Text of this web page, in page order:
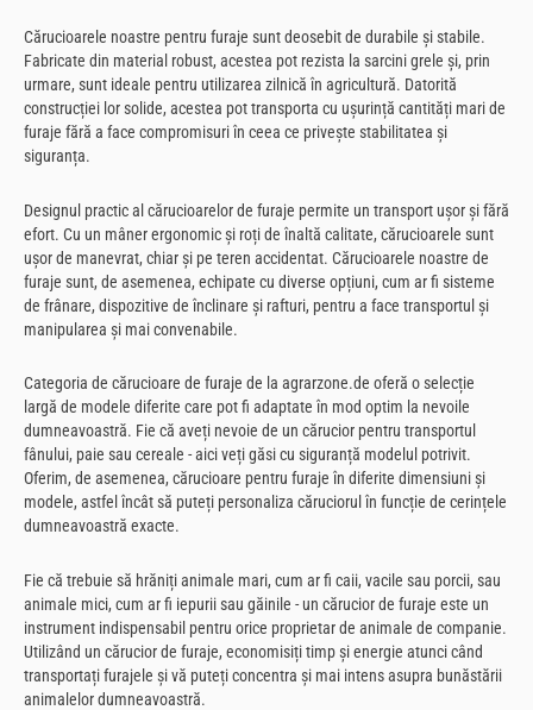
Cărucioarele noastre pentru furaje sunt deosebit de durabile și stabile.
Fabricate din material robust, acestea pot rezista la sarcini grele și, prin
urmare, sunt ideale pentru utilizarea zilnică în agricultură. Datorită
construcției lor solide, acestea pot transporta cu ușurință cantități mari de
furaje fără a face compromisuri în ceea ce privește stabilitatea și
siguranța.
Designul practic al cărucioarelor de furaje permite un transport ușor și fără
efort. Cu un mâner ergonomic și roți de înaltă calitate, cărucioarele sunt
ușor de manevrat, chiar și pe teren accidentat. Cărucioarele noastre de
furaje sunt, de asemenea, echipate cu diverse opțiuni, cum ar fi sisteme
de frânare, dispozitive de înclinare și rafturi, pentru a face transportul și
manipularea și mai convenabile.
Categoria de cărucioare de furaje de la agrarzone.de oferă o selecție
largă de modele diferite care pot fi adaptate în mod optim la nevoile
dumneavoastră. Fie că aveți nevoie de un cărucior pentru transportul
fânului, paie sau cereale - aici veți găsi cu siguranță modelul potrivit.
Oferim, de asemenea, cărucioare pentru furaje în diferite dimensiuni și
modele, astfel încât să puteți personaliza căruciorul în funcție de cerințele
dumneavoastră exacte.
Fie că trebuie să hrăniți animale mari, cum ar fi caii, vacile sau porcii, sau
animale mici, cum ar fi iepurii sau găinile - un cărucior de furaje este un
instrument indispensabil pentru orice proprietar de animale de companie.
Utilizând un cărucior de furaje, economisiți timp și energie atunci când
transportați furajele și vă puteți concentra și mai intens asupra bunăstării
animalelor dumneavoastră.